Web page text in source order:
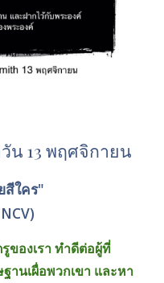
น 13 พฤศจิกายน
สีใคร"
ของเรา ทำดีต่อผู้ที่
ฐานเผื่อพวกเขา และหา